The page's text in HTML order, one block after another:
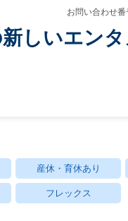
お問い合わせ
しいエン
産休・育休あり
フレックス